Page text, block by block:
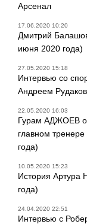
Арсенал
17.06.2020 10:20
Дмитрий
июня 2020 года)
27.05.2020 15:18
Интервью со
Андреем
22.05.2020 16:03
Гурам АДЖОЕВ о
главном
года)
10.05.2020 15:23
История Артура
года)
24.04.2020 22:51
Интервью с